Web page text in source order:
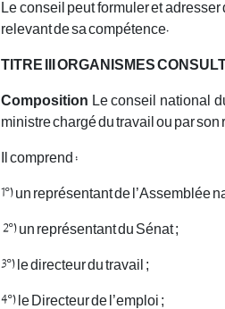
Le conseil peut formuler et
relevant de sa compétence.
TITRE III ORGANISMES
Composition Le conseil national
ministre chargé du travail ou par son
Il comprend :
1°) un représentant de l’Assemblée
2°) un représentant du Sénat ;
3°) le directeur du travail ;
4°) le Directeur de l’emploi ;